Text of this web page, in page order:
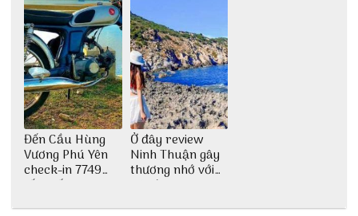
Đến Cầu Hùng
Vương Phú Yên
check-in 7749
tấm sống ảo
Ở đây review
Ninh Thuận gây
thương nhớ với
nét đẹp thiên